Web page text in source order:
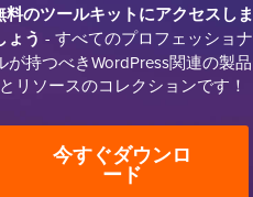
料のツールキットにアクセスしま
ょう - すべてのプロフェッショナ
が持つべきWordPress関連の製品
とリソースのコレクションです！
今すぐダウンロ
ード